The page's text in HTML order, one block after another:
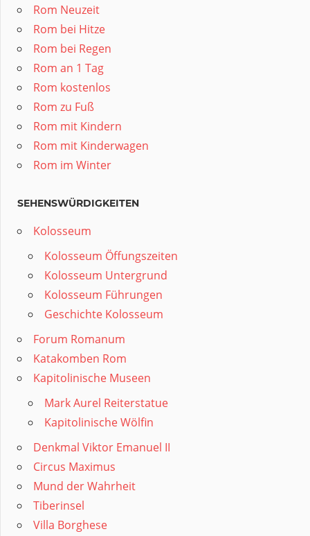
Rom Neuzeit
Rom bei Hitze
Rom bei Regen
Rom an 1 Tag
Rom kostenlos
Rom zu Fuß
Rom mit Kindern
Rom mit Kinderwagen
Rom im Winter
SEHENSWÜRDIGKEITEN
Kolosseum
Kolosseum Öffungszeiten
Kolosseum Untergrund
Kolosseum Führungen
Geschichte Kolosseum
Forum Romanum
Katakomben Rom
Kapitolinische Museen
Mark Aurel Reiterstatue
Kapitolinische Wölfin
Denkmal Viktor Emanuel II
Circus Maximus
Mund der Wahrheit
Tiberinsel
Villa Borghese